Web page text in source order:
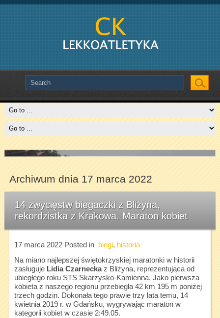
Slide # 2
Czytaj więcej
Archiwum dnia 17 marca 2022
14 zwycięstw biegaczki z Bliżyna,
rekordzistka z Krakowa. Maraton kobiet
17 marca 2022Posted in biegi, historia
Na miano najlepszej świętokrzyskiej maratonki w historii
zasługuje Lidia Czarneckaz Bliżyna, reprezentująca od
ubiegłego roku STS Skarżysko-Kamienna. Jako pierwsza
kobieta z naszego regionu przebiegła 42 km 195 m poniżej
trzech godzin. Dokonała tego prawie trzy lata temu, 14
kwietnia 2019 r. w Gdańsku, wygrywając maraton w
kategorii kobiet w czasie 2:49.05.